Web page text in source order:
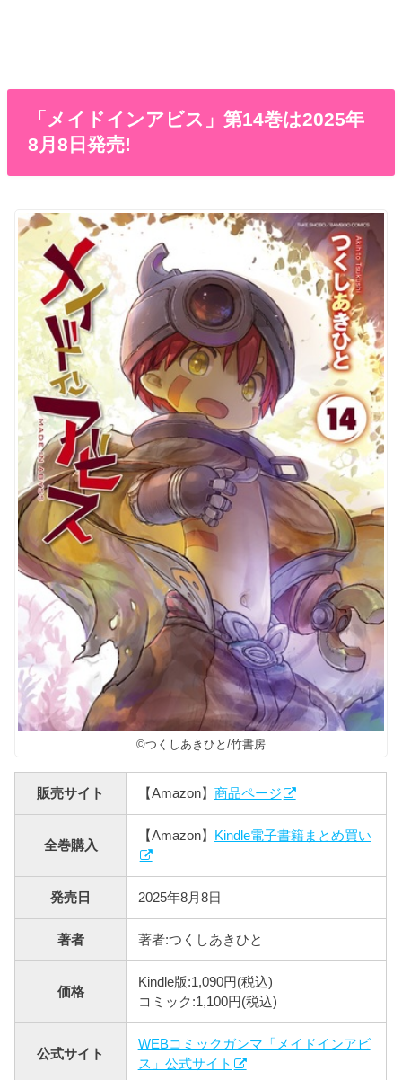
「メイドインアビス」第14巻は2025年
8月8日発売!
©️つくしあきひと/竹書房
販売サイト 【Amazon】 商品ページ
全巻購入
【Amazon】 Kindle電子書籍まとめ買い
発売日 2025年8月8日
著者 著者:つくしあきひと
価格
Kindle版:1,090円(税込)
コミック:1,100円(税込)
公式サイト
WEBコミックガンマ「メイドインアビ
ス」公式サイト